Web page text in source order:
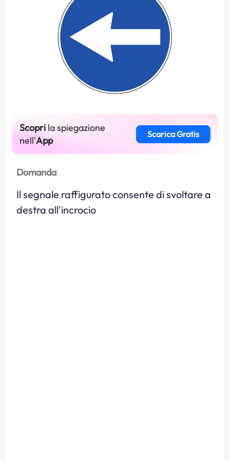
Scopri la spiegazione
nell'App
Scarica Gratis
Domanda
Il segnale raffigurato consente di svoltare a
destra all'incrocio